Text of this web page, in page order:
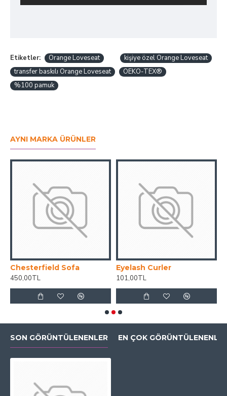
Etiketler: Orange Loveseat
kişiye özel Orange Loveseat
transfer baskılı Orange Loveseat
OEKO-TEX®
%100 pamuk
AYNI MARKA ÜRÜNLER
Chesterfield Sofa
450,00TL
Eyelash Curler
101,00TL
SON GÖRÜNTÜLENENLER EN ÇOK